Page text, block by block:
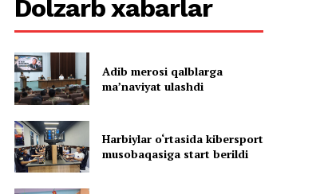
Dolzarb xabarlar
Adib merosi qalblarga
maʼnaviyat ulashdi
Harbiylar o‘rtasida kibersport
musobaqasiga start berildi